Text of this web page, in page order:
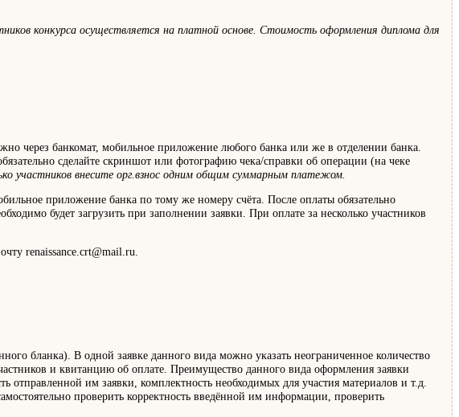
конкурса осуществляется на платной основе. Стоимость оформления диплома для
через банкомат, мобильное приложение любого банка или же в отделении банка.
сделайте скриншот или фотографию чека/справки об операции (на чеке
участников внесите орг.взнос одним общим суммарным платежом.
приложение банка по тому же номеру счёта. После оплаты обязательно
будет загрузить при заполнении заявки. При оплате за несколько участников
renaissance.crt@mail.ru.
бланка). В одной заявке данного вида можно указать неограниченное количество
и квитанцию об оплате. Преимущество данного вида оформления заявки
отправленной им заявки, комплектность необходимых для участия материалов и т.д.
проверить корректность введённой им информации, проверить